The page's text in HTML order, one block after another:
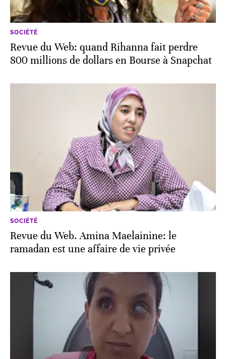
SOCIÉTÉ
Revue du Web: quand Rihanna fait perdre
800 millions de dollars en Bourse à Snapchat
SOCIÉTÉ
Revue du Web. Amina Maelainine: le
ramadan est une affaire de vie privée